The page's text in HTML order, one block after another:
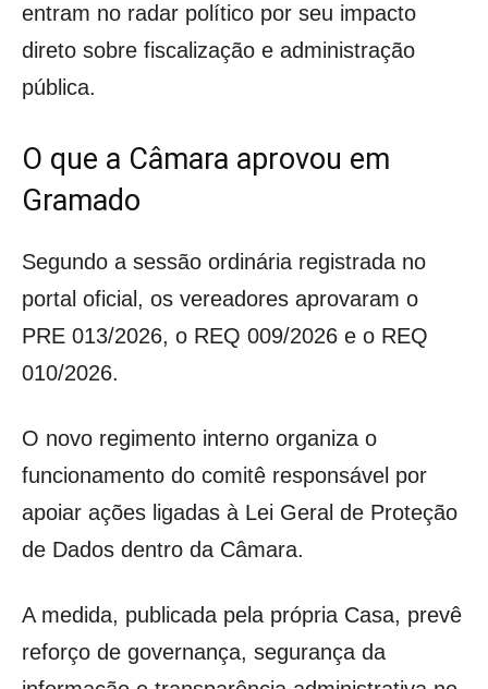
entram no radar político por seu impacto
direto sobre fiscalização e administração
pública.
O que a Câmara aprovou em
Gramado
Segundo a sessão ordinária registrada no
portal oficial, os vereadores aprovaram o
PRE 013/2026, o REQ 009/2026 e o REQ
010/2026.
O novo regimento interno organiza o
funcionamento do comitê responsável por
apoiar ações ligadas à Lei Geral de Proteção
de Dados dentro da Câmara.
A medida, publicada pela própria Casa, prevê
reforço de governança, segurança da